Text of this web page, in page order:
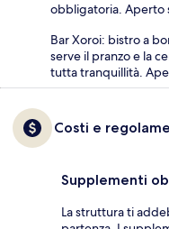
obbligatoria. Aperto
Bar Xoroi: bistro a
serve il pranzo e la
tutta tranquillità.
Costi e
Supplementi
La struttura ti